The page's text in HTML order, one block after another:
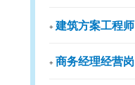
+ 建筑方案工程师
+ 商务经理经营岗